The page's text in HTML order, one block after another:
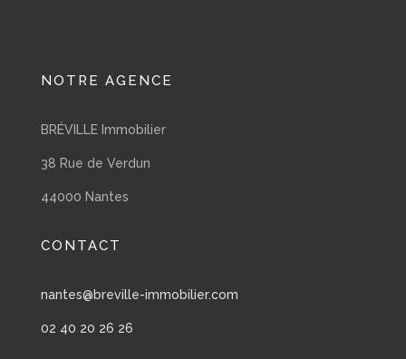
NOTRE AGENCE
BRÉVILLE Immobilier
38 Rue de Verdun
44000 Nantes
CONTACT
nantes@breville-immobilier.com
02 40 20 26 26